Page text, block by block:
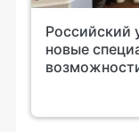
Российский
новые